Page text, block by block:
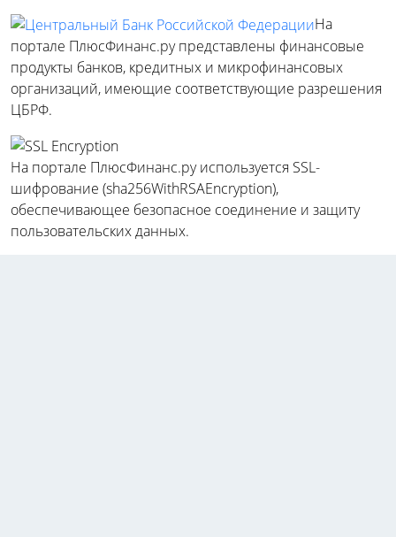
На
портале ПлюсФинанс.ру представлены финансовые
продукты банков, кредитных и микрофинансовых
организаций, имеющие соответствующие разрешения
ЦБРФ.
На портале ПлюсФинанс.ру используется SSL-
шифрование (sha256WithRSAEncryption),
обеспечивающее безопасное соединение и защиту
пользовательских данных.